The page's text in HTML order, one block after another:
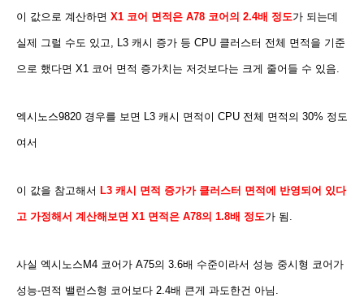
이 값으로 계산하면 X1 코어 면적은 A78 코어의 2.4배 정도가 되는데
실제 그럴 수도 있고, L3 캐시 증가 등 CPU 클러스터 전체 면적을 기준
으로 했다면 X1 코어 면적 증가치는 저것보다는 크게 줄어들 수 있음.
엑시노스9820 경우를 보면 L3 캐시 면적이 CPU 전체 면적의 30% 정도
여서
이 값을 참고해서 L3 캐시 면적 증가가 클러스터 면적에 반영되어 있다
고 가정해서 계산해보면 X1 면적은 A78의 1.8배 정도가 됨.
사실 엑시노스M4 코어가 A75의 3.6배 수준이라서 성능 중시형 코어가
성능-면적 밸런스형 코어보다 2.4배 큰게 과도한건 아님.